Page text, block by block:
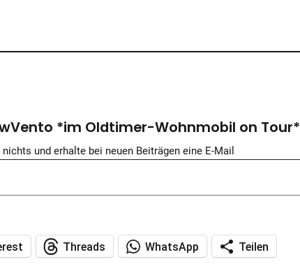
*im Oldtimer-Wohnmobil on Tour*
und erhalte bei neuen Beiträgen eine E-Mail
Threads WhatsApp Teilen